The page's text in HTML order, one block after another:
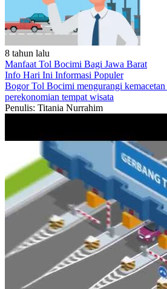
8 tahun lalu
Manfaat Tol Bocimi Bagi Jawa Barat
Info Hari Ini Informasi Populer
BogorTol Bocimi mengurangi kemacetan
perekonomian tempat wisata
Penulis: Titania Nurrahim